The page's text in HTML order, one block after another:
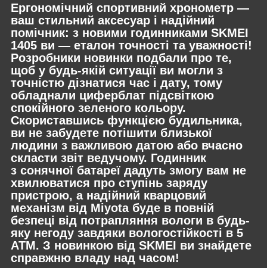
Ергономічний спортивний хронометр —
ваш стильний аксесуар і надійний
помічник: з новими годинниками SKMEI
1405 ви — еталон точності та уважності!
Розробники новинки подбали про те,
щоб у будь-якій ситуації ви могли з
точністю дізнатися час і дату, тому
обладнали циферблат підсвіткою
спокійного зеленого кольору.
Скориставшись функцією будильника,
ви не забудете потішити близької
людини з важливою датою або вчасно
скласти звіт ведучому. Годинник
з сонячної батареї дадуть змогу вам не
хвилюватися про ступінь заряду
пристрою, а надійний кварцовий
механізм від Miyota буде в повній
безпеці від потрапляння вологи в будь-
яку негоду завдяки вологостійкості в 5
АТМ. З новинкою від SKMEI ви знайдете
справжню владу над часом!